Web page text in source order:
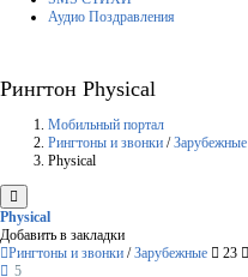
Аудио Поздравления
Рингтон Physical
Мобильный портал
Рингтоны и звонки /Зарубежные
Physical
Physical
Добавить в закладки
Рингтоны и звонки /Зарубежные 23
5